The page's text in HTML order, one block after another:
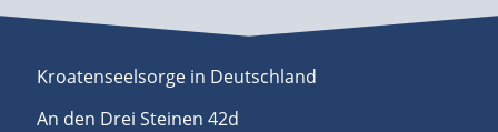
Kroatenseelsorge in Deutschland
An den Drei Steinen 42d